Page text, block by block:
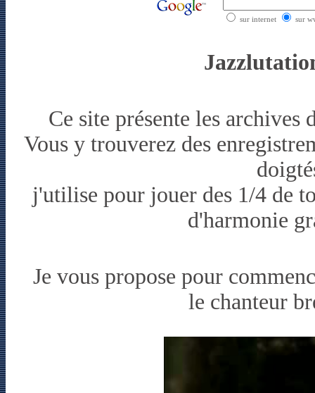
sur internet sur
Ce site présente les archives
Vous y trouverez des
j'utilise pour jouer des 1/4 de
d'harmonie
Je vous propose pour
le chanteur